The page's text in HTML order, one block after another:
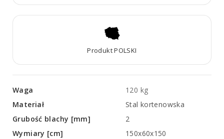
Produkt POLSKI
Waga
120 kg
Materiał
Stal kortenowska
Grubość blachy [mm]
2
Wymiary [cm]
150x60x150